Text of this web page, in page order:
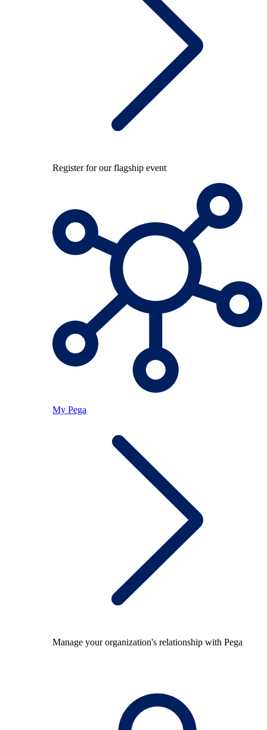
Register for our flagship event
My Pega
Manage your organization's relationship with Pega